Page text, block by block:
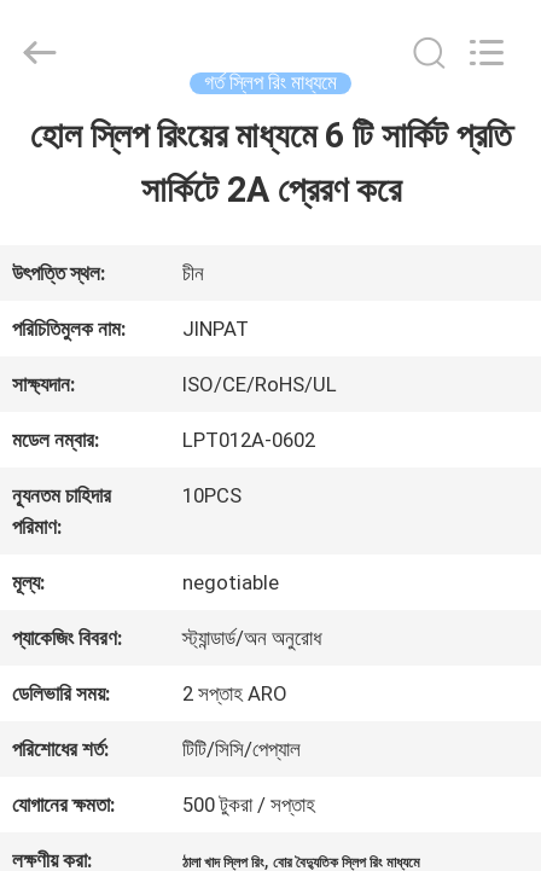
বাড়ি
VR
প্রদর্শন
আমাদের
সম্পর্কে
কারখানা
ভ্রমণ
মান
নিয়ন্ত্রণ
Electronics
Rights
গর্ত স্লিপ রিং মাধ্যমে
হোল স্লিপ রিংয়ের মাধ্যমে 6 টি সার্কিট প্রতি
সার্কিটে 2A প্রেরণ করে
উৎপত্তি স্থল: চীন
পরিচিতিমুলক নাম: JINPAT
সাক্ষ্যদান: ISO/CE/RoHS/UL
মডেল নম্বার: LPT012A-0602
ন্যূনতম চাহিদার
পরিমাণ:
10PCS
মূল্য: negotiable
প্যাকেজিং বিবরণ: স্ট্যান্ডার্ড/অন অনুরোধ
ডেলিভারি সময়: 2 সপ্তাহ ARO
পরিশোধের শর্ত: টিটি/সিসি/পেপ্যাল
যোগানের ক্ষমতা: 500 টুকরা / সপ্তাহ
লক্ষণীয় করা: ঠালা খাদ স্লিপ রিং,বোর বৈদ্যুতিক স্লিপ রিং মাধ্যমে